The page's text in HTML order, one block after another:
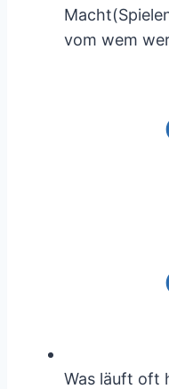
vom wem
Was läuft oft